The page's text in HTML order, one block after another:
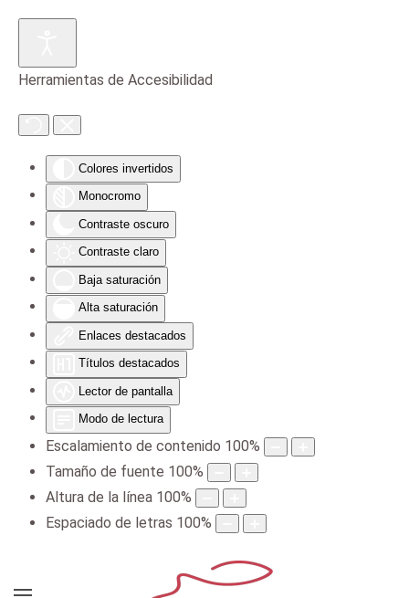
Herramientas de Accesibilidad
Colores invertidos
Monocromo
Contraste oscuro
Contraste claro
Baja saturación
Alta saturación
Enlaces destacados
Títulos destacados
Lector de pantalla
Modo de lectura
Escalamiento de contenido 100%
Tamaño de fuente 100%
Altura de la línea 100%
Espaciado de letras 100%